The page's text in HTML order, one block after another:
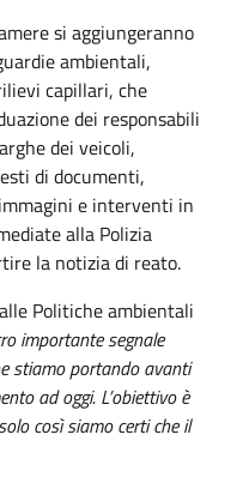
si aggiungeranno
ambientali,
capillari, che
dei responsabili
dei veicoli,
di documenti,
e interventi in
alla Polizia
la notizia di reato.
Politiche ambientali
importante segnale
stiamo portando avanti
ad oggi. L’obiettivo è
così siamo certi che il